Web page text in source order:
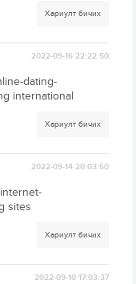
Хариулт бичих
2022-09-16 22:22:50
dating-
international
Хариулт бичих
2022-09-14 20:03:50
sites
Хариулт бичих
2022-09-10 17:03:37